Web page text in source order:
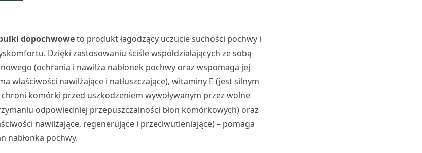
dopochwoweto produkt łagodzący uczucie suchości pochwy i
Dzięki zastosowaniu ściśle współdziałających ze sobą
(ochrania i nawilża nabłonek pochwy oraz wspomaga jej
właściwości nawilżające i natłuszczające), witaminy E (jest silnym
komórki przed uszkodzeniem wywoływanym przez wolne
odpowiedniej przepuszczalności błon komórkowych) oraz
nawilżające, regenerujące i przeciwutleniające) – pomaga
nabłonka pochwy.